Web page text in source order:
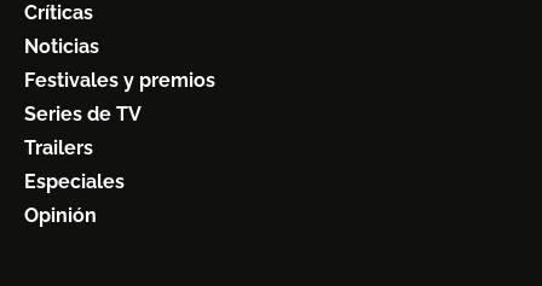
Críticas
Noticias
Festivales y premios
Series de TV
Trailers
Especiales
Opinión